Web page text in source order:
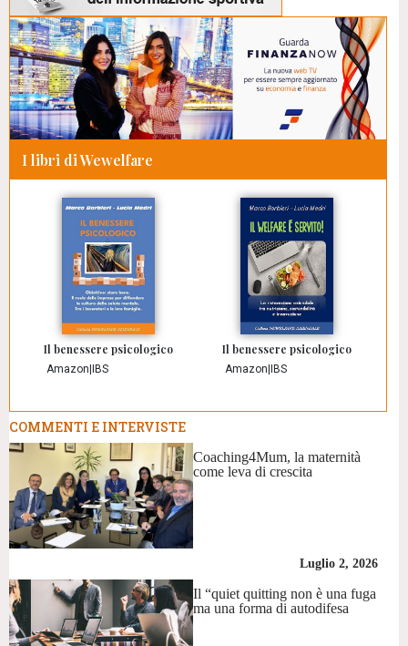
I libri di Wewelfare
Il benessere psicologico
Amazon IBS
Il benessere psicologico
Amazon IBS
COMMENTI E INTERVISTE
Coaching4Mum, la maternità
come leva di crescita
Luglio 2, 2026
Il “quiet quitting non è una fuga
ma una forma di autodifesa